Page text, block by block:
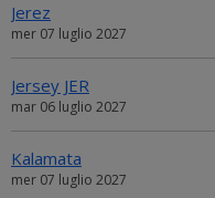
Jerez
mer 07 luglio 2027
Jersey JER
mar 06 luglio 2027
Kalamata
mer 07 luglio 2027